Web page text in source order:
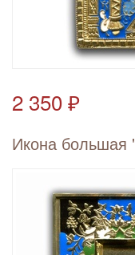
2 350 ₽
Икона большая